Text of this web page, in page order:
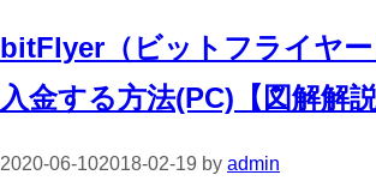
bitFlyer（ビットフライヤー
入金する方法(PC)【図解解説
2020-06-102018-02-19 by admin